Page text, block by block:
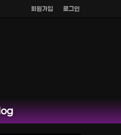
회원가입 로그인
은 운영하지 않습니다.